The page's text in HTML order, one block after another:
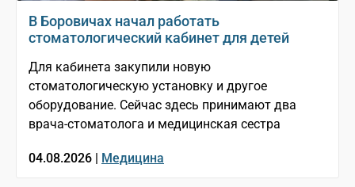
В Боровичах начал работать
стоматологический кабинет для детей
Для кабинета закупили новую
стоматологическую установку и другое
оборудование. Сейчас здесь принимают два
врача-стоматолога и медицинская сестра
04.08.2026 | Медицина